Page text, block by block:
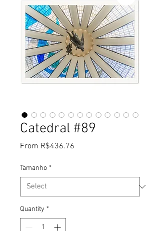
Catedral #89
From R$436.76
Tamanho *
Quantity *